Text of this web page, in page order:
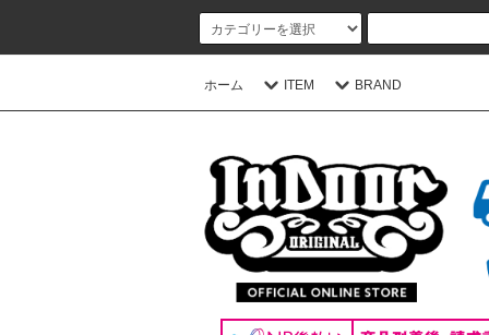
ホーム ITEM BRAND